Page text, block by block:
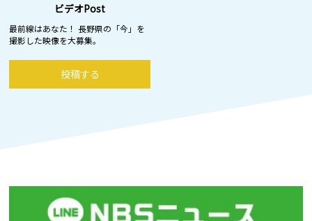
ビデオPost
最前線はあなた！ 長野県の「今」を
撮影した映像を大募集。
投稿する